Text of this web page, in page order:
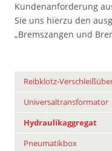
Kundenanforderung
Sie uns hierzu den
„Bremszangen und
Reibklotz-
Universaltransformator
Hydraulikaggregat
Pneumatikbox